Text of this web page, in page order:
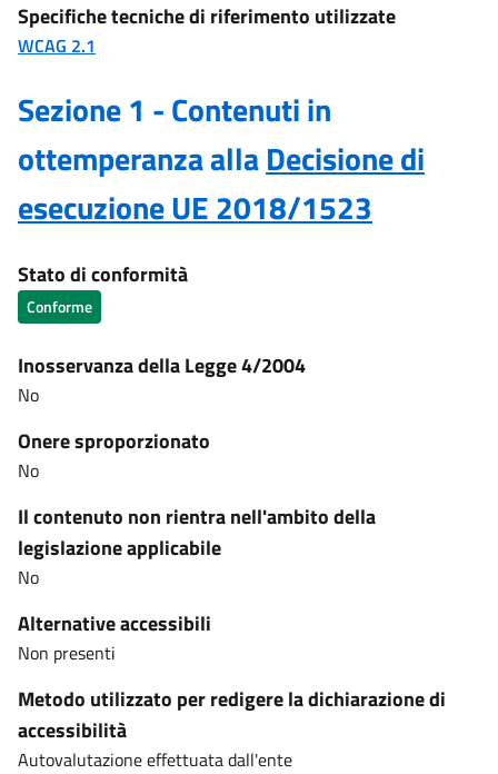
Specifiche tecniche di riferimento utilizzate
WCAG 2.1
Sezione 1 - Contenuti in
ottemperanza allaDecisione di
esecuzione UE 2018/1523
Stato di conformità
Conforme
Inosservanza della Legge 4/2004
No
Onere sproporzionato
No
Il contenuto non rientra nell'ambito della
legislazione applicabile
No
Alternative accessibili
Non presenti
Metodo utilizzato per redigere la dichiarazione di
accessibilità
Autovalutazione effettuata dall'ente